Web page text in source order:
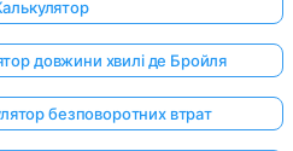
довжини хвилі де Бройля
безповоротних втрат